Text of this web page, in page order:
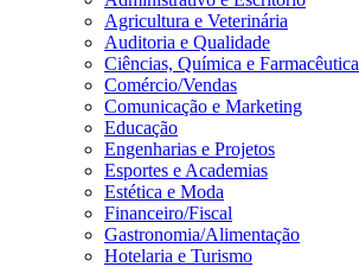
Agricultura e Veterinária
Auditoria e Qualidade
Ciências, Química e Farmacêutica
Comércio/Vendas
Comunicação e Marketing
Educação
Engenharias e Projetos
Esportes e Academias
Estética e Moda
Financeiro/Fiscal
Gastronomia/Alimentação
Hotelaria e Turismo